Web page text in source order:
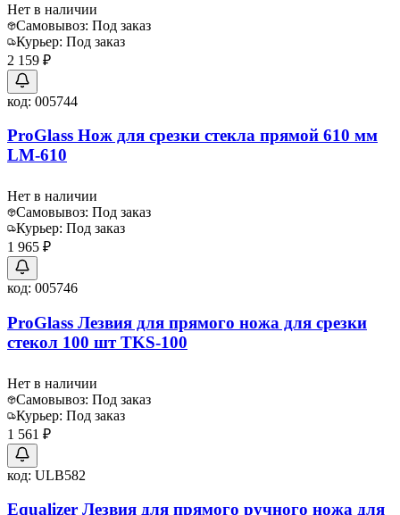
Нет в наличии
Самовывоз: Под заказ
Курьер: Под заказ
2 159 ₽
код: 005744
ProGlass Нож для срезки стекла прямой 610 мм
LM-610
Нет в наличии
Самовывоз: Под заказ
Курьер: Под заказ
1 965 ₽
код: 005746
ProGlass Лезвия для прямого ножа для срезки
стекол 100 шт TKS-100
Нет в наличии
Самовывоз: Под заказ
Курьер: Под заказ
1 561 ₽
код: ULB582
Equalizer Лезвия для прямого ручного ножа для